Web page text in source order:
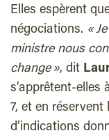
Elles espèrent
négociations. «
ministre nous
change », dit
s’apprêtent-elles
7, et en réservent
d’indications